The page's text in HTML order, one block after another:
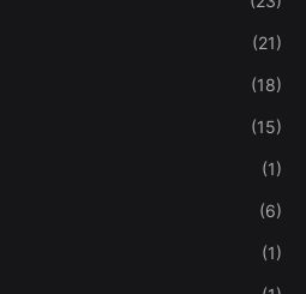
(21)
(18)
(15)
(1)
(6)
(1)